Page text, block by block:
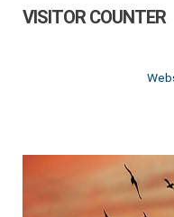
VISITOR COUNTER